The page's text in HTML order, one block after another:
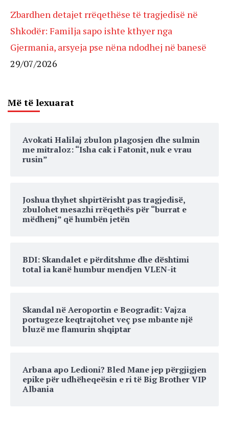
Zbardhen detajet rrëqethëse të tragjedisë në
Shkodër: Familja sapo ishte kthyer nga
Gjermania, arsyeja pse nëna ndodhej në banesë
29/07/2026
Më të lexuarat
Avokati Halilaj zbulon plagosjen dhe sulmin
me mitraloz: “Isha cak i Fatonit, nuk e vrau
rusin”
Joshua thyhet shpirtërisht pas tragjedisë,
zbulohet mesazhi rrëqethës për “burrat e
mëdhenj” që humbën jetën
BDI: Skandalet e përditshme dhe dështimi
total ia kanë humbur mendjen VLEN-it
Skandal në Aeroportin e Beogradit: Vajza
portugeze keqtrajtohet veç pse mbante një
bluzë me flamurin shqiptar
Arbana apo Ledioni? Bled Mane jep përgjigjen
epike për udhëheqeësin e ri të Big Brother VIP
Albania